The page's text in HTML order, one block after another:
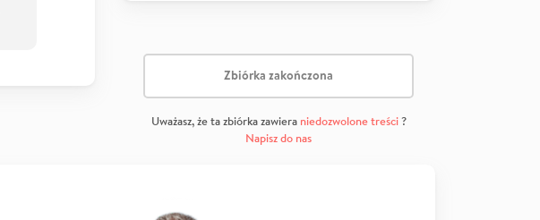
Zbiórka zakończona
Uważasz, że ta zbiórka zawiera niedozwolone treści?
Napisz do nas